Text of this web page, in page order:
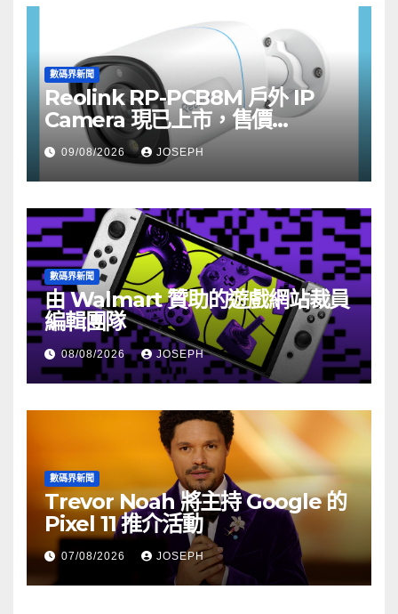
數碼界新聞
Reolink RP-PCB8M 戶外 IP
Camera 現已上市，售價
HK$722
09/08/2026 JOSEPH
數碼界新聞
由 Walmart 贊助的遊戲網站裁員
編輯團隊
08/08/2026 JOSEPH
數碼界新聞
Trevor Noah 將主持 Google 的
Pixel 11 推介活動
07/08/2026 JOSEPH